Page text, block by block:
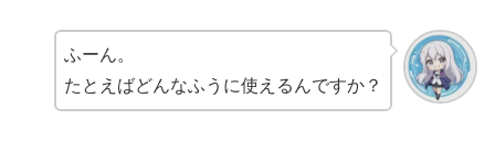
ふーん。
たとえばどんなふうに使えるんですか？